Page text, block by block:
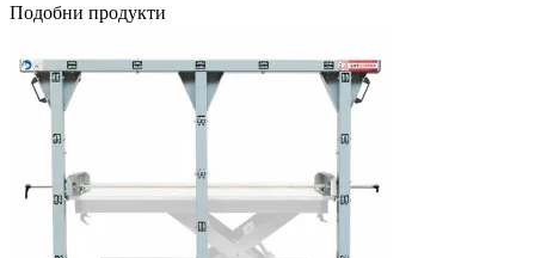
Подобни продукти